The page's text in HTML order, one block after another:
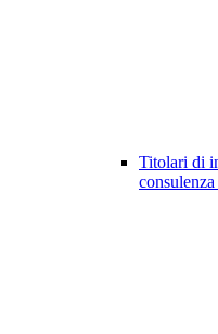
Titolari di
consulenza